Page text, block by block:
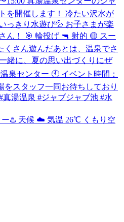
ー♨️ 天候 ☁️ 気温 26℃ くもり空